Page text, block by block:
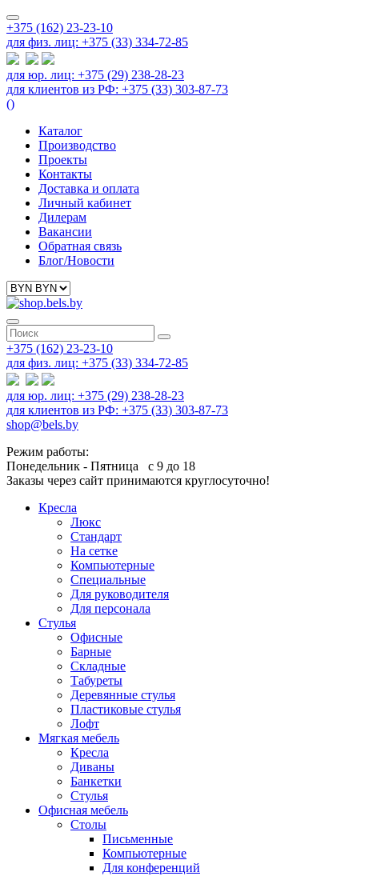
+375 (162) 23-23-10
для физ. лиц: +375 (33) 334-72-85
для юр. лиц: +375 (29) 238-28-23
для клиентов из РФ: +375 (33) 303-87-73
()
Каталог
Производство
Проекты
Контакты
Доставка и оплата
Личный кабинет
Дилерам
Вакансии
Обратная связь
Блог/Новости
+375 (162) 23-23-10
для физ. лиц: +375 (33) 334-72-85
для юр. лиц: +375 (29) 238-28-23
для клиентов из РФ: +375 (33) 303-87-73
shop@bels.by
Режим работы:
Понедельник - Пятница с 9 до 18
Заказы через сайт принимаются круглосуточно!
Кресла
Люкс
Стандарт
На сетке
Компьютерные
Специальные
Для руководителя
Для персонала
Стулья
Офисные
Барные
Складные
Табуреты
Деревянные стулья
Пластиковые стулья
Лофт
Мягкая мебель
Кресла
Диваны
Банкетки
Стулья
Офисная мебель
Столы
Письменные
Компьютерные
Для конференций